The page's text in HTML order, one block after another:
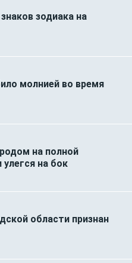
зодиака на
молнией во время
на полной
на бок
области признан